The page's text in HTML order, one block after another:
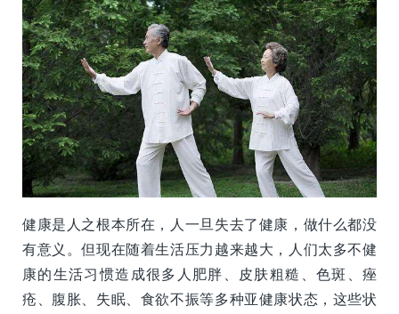
健康是人之根本所在，人一旦失去了健康，做什么都没
有意义。但现在随着生活压力越来越大，人们太多不健
康的生活习惯造成很多人肥胖、皮肤粗糙、色斑、痤
疮、腹胀、失眠、食欲不振等多种亚健康状态，这些状